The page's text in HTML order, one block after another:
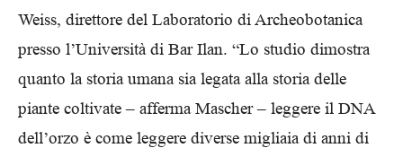
Weiss, direttore del Laboratorio di Archeobotanica
presso l’Università di Bar Ilan. “Lo studio dimostra
quanto la storia umana sia legata alla storia delle
piante coltivate – afferma Mascher – leggere il DNA
dell’orzo è come leggere diverse migliaia di anni di